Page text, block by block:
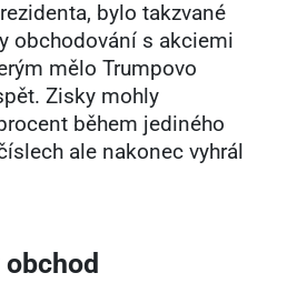
bylo takzvané
obchodování s akciemi
mělo Trumpovo
Zisky mohly
během jediného
ale nakonec vyhrál